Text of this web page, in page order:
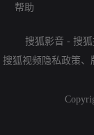
帮助
搜狐影音 - 搜
搜狐视频隐私政策、